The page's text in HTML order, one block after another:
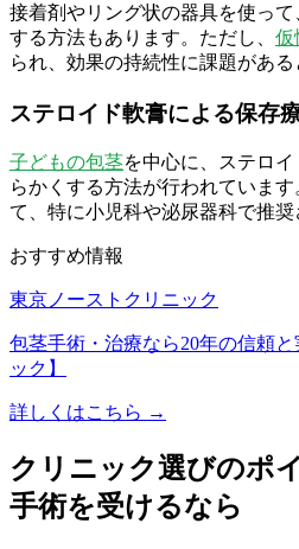
接着剤やリング状の器具を使っ
する方法もあります。ただし、 仮
られ、効果の持続性に課題がある
ステロイド軟膏による保存
子どもの包茎を中心に、ステロ
らかくする方法が行われていま
て、特に小児科や泌尿器科で推奨
おすすめ情報
東京ノーストクリニック
包茎手術・治療なら20年の信頼
ック】
詳しくはこちら →
クリニック選びのポ
手術を受けるなら